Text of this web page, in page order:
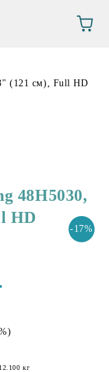
48H5030,
HD
-17%
12.100 кг